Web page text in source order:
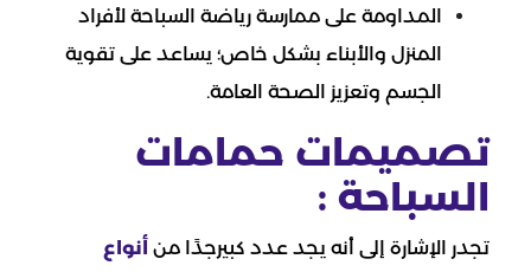
المداومة على ممارسة رياضة السباحة لأفراد
المنزل والأبناء بشكل خاص؛ يساعد على تقوية
الجسم وتعزيز الصحة العامة.
تصميمات حمامات
السباحة :
تجدر الإشارة إلى أنه يجد عدد كبيرجدًا من أنواع